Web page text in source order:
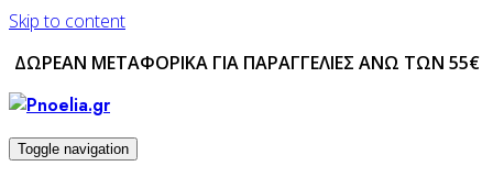
Skip to content
ΔΩΡΕΑΝ ΜΕΤΑΦΟΡΙΚΑ ΓΙΑ ΠΑΡΑΓΓΕΛΙΕΣ ΑΝΩ ΤΩΝ 55€
Toggle navigation